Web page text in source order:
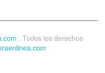
. Todos los derechos